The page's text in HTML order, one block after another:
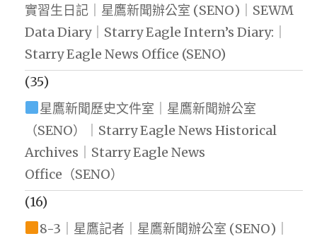
實習生日記｜星鷹新聞辦公室 (SENO)｜SEWM
Data Diary｜Starry Eagle Intern’s Diary:｜
Starry Eagle News Office (SENO)
(35)
星鷹新聞歷史文件室｜星鷹新聞辦公室
（SENO）｜Starry Eagle News Historical
Archives｜Starry Eagle News
Office（SENO）
(16)
8-3｜星鷹記者｜星鷹新聞辦公室 (SENO)｜